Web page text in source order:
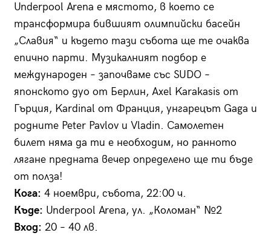
Underpool Arena е мястото, в което се
трансформира бившият олимпийски басейн
„Славия“ и където тази събота ще те очаква
епично парти. Музикалният подбор е
международен – започваме със SUDO –
японското дуо от Берлин, Axel Karakasis от
Гърция, Kardinal от Франция, унгарецът Gaga и
родните Peter Pavlov и Vladin. Самолетен
билет няма да ти е необходим, но ранното
лягане предната вечер определено ще ти бъде
от полза!
Кога: 4 ноември, събота, 22:00 ч.
Къде: Underpool Arena, ул. „Коломан“ №2
Вход: 20 – 40 лв.